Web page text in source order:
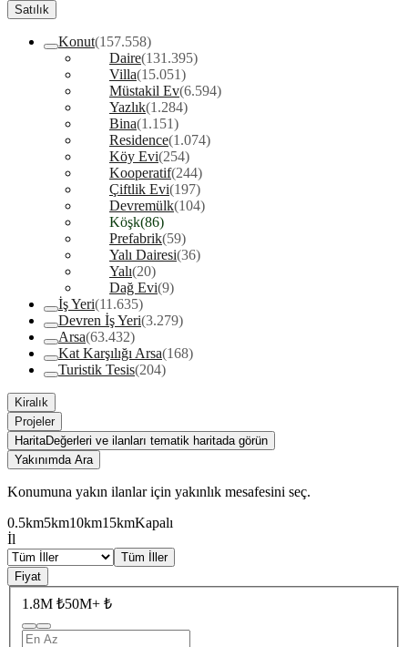
Satılık
Konut(157.558)
Daire(131.395)
Villa(15.051)
Müstakil Ev(6.594)
Yazlık(1.284)
Bina(1.151)
Residence(1.074)
Köy Evi(254)
Kooperatif(244)
Çiftlik Evi(197)
Devremülk(104)
Köşk(86)
Prefabrik(59)
Yalı Dairesi(36)
Yalı(20)
Dağ Evi(9)
İş Yeri(11.635)
Devren İş Yeri(3.279)
Arsa(63.432)
Kat Karşılığı Arsa(168)
Turistik Tesis(204)
Kiralık
Projeler
HaritaDeğerleri ve ilanları tematik haritada görün
Yakınımda Ara
Konumuna yakın ilanlar için yakınlık mesafesini seç.
0.5km5km10km15kmKapalı
İl
Tüm İller
Fiyat
1.8M ₺50M+ ₺